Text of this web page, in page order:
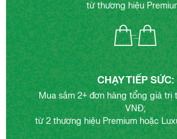
từ thương hiệu
CHẠY TIẾP SỨC:
Mua sắm 2+ đơn hàng tổng giá trị
VNĐ;
từ 2 thương hiệu Premium hoặc